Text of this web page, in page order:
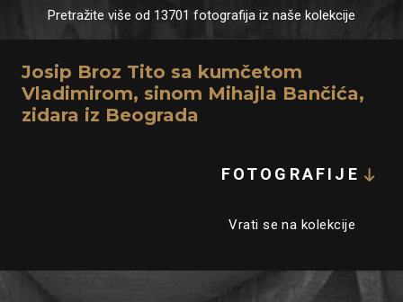
Pretražite više od 13701 fotografija iz naše kolekcije
Josip Broz Tito sa kumčetom
Vladimirom, sinom Mihajla Bančića,
zidara iz Beograda
FOTOGRAFIJE
Vrati se na kolekcije